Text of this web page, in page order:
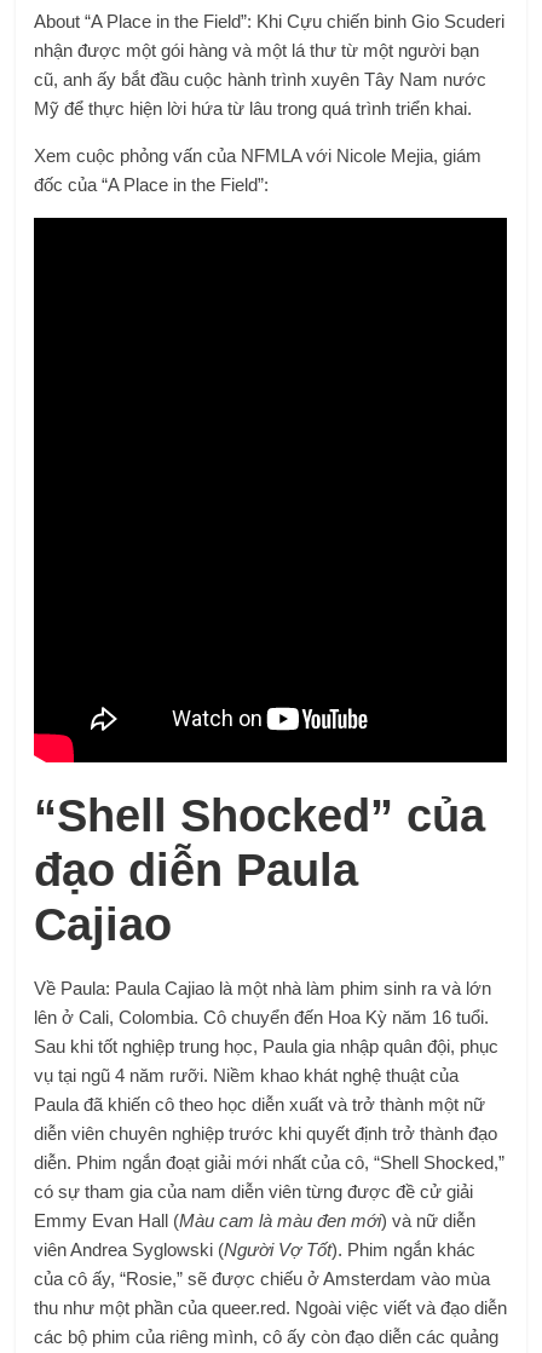
About “A Place in the Field”: Khi Cựu chiến binh Gio Scuderi
nhận được một gói hàng và một lá thư từ một người bạn
cũ, anh ấy bắt đầu cuộc hành trình xuyên Tây Nam nước
Mỹ để thực hiện lời hứa từ lâu trong quá trình triển khai.
Xem cuộc phỏng vấn của NFMLA với Nicole Mejia, giám
đốc của “A Place in the Field”:
“Shell Shocked” của
đạo diễn Paula
Cajiao
Về Paula: Paula Cajiao là một nhà làm phim sinh ra và lớn
lên ở Cali, Colombia. Cô chuyển đến Hoa Kỳ năm 16 tuổi.
Sau khi tốt nghiệp trung học, Paula gia nhập quân đội, phục
vụ tại ngũ 4 năm rưỡi. Niềm khao khát nghệ thuật của
Paula đã khiến cô theo học diễn xuất và trở thành một nữ
diễn viên chuyên nghiệp trước khi quyết định trở thành đạo
diễn. Phim ngắn đoạt giải mới nhất của cô, “Shell Shocked,”
có sự tham gia của nam diễn viên từng được đề cử giải
Emmy Evan Hall (Màu cam là màu đen mới) và nữ diễn
viên Andrea Syglowski (Người Vợ Tốt). Phim ngắn khác
của cô ấy, “Rosie,” sẽ được chiếu ở Amsterdam vào mùa
thu như một phần của queer.red. Ngoài việc viết và đạo diễn
các bộ phim của riêng mình, cô ấy còn đạo diễn các quảng